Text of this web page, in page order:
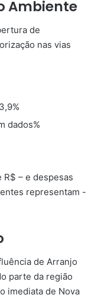
Ambiente
de
nas vias
dados%
– e despesas
representam -
de Arranjo
parte da região
imediata de Nova